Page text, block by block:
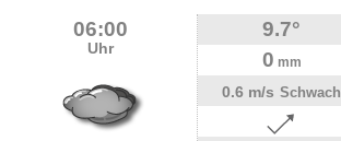
06:00
Uhr
9.7°
0 mm
0.6 m/s Schwach